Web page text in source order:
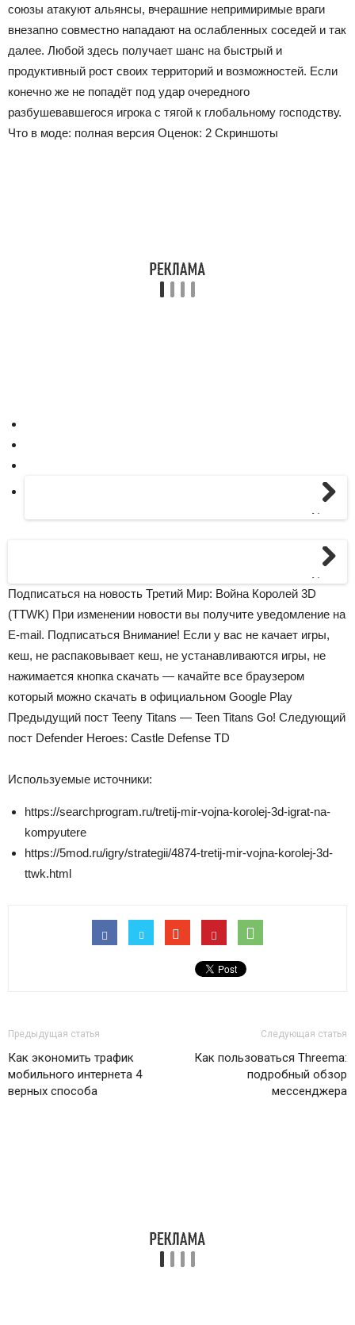
союзы атакуют альянсы, вчерашние непримиримые враги
внезапно совместно нападают на ослабленных соседей и так
далее. Любой здесь получает шанс на быстрый и
продуктивный рост своих территорий и возможностей. Если
конечно же не попадёт под удар очередного
разбушевавшегося игрока с тягой к глобальному господству.
Что в моде: полная версия Оценок: 2 Скриншоты
Next
Next
Подписаться на новость Третий Мир: Война Королей 3D
(TTWK) При изменении новости вы получите уведомление на
E-mail. Подписаться Внимание! Если у вас не качает игры,
кеш, не распаковывает кеш, не устанавливаются игры, не
нажимается кнопка скачать — качайте все браузером
который можно скачать в официальном Google Play
Предыдущий пост Teeny Titans — Teen Titans Go! Следующий
пост Defender Heroes: Castle Defense TD
Используемые источники:
https://searchprogram.ru/tretij-mir-vojna-korolej-3d-igrat-na-
kompyutere
https://5mod.ru/igry/strategii/4874-tretij-mir-vojna-korolej-3d-
ttwk.html
Предыдущая статья
Как экономить трафик
мобильного интернета 4
верных способа
Следующая статья
Как пользоваться Threema:
подробный обзор
мессенджера